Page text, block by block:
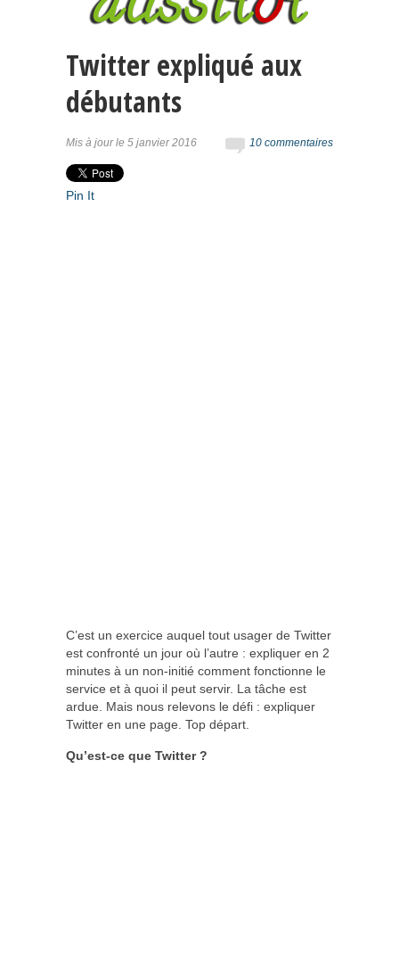
Twitter expliqué aux
débutants
10 commentaires
Mis à jour le 5 janvier 2016
Pin It
C’est un exercice auquel tout usager de Twitter
est confronté un jour où l’autre : expliquer en 2
minutes à un non-initié comment fonctionne le
service et à quoi il peut servir. La tâche est
ardue. Mais nous relevons le défi : expliquer
Twitter en une page. Top départ.
Qu’est-ce que Twitter ?